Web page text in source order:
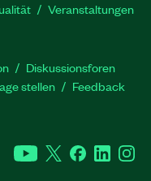
Veranstaltungen
Diskussionsforen
stellen
Feedback
YouTubeTwitterFacebook